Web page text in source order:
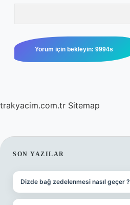
trakyacim.com.tr Sitemap
SIDEBAR
SON YAZILAR
Dizde bağ zedelenmesi nasıl geçer ?